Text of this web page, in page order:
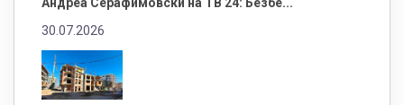
Андреа Серафимовски на ТВ 24: Безбе...
30.07.2026